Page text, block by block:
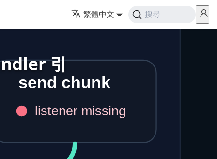
繁體中文 搜尋
引